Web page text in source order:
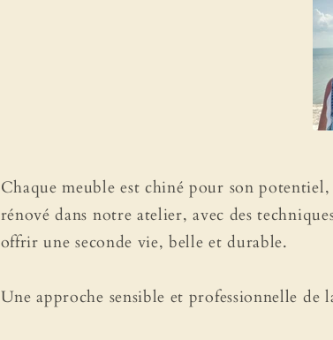
Chaque meuble est chiné pour son
rénové dans notre atelier, avec des
offrir une seconde vie, belle et durable.
Une approche sensible et professionnelle de